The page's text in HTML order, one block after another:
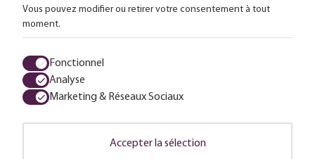
4,63 sur 611 avis
Termes et conditions
Vous pouvez modifier ou retirer votre consentement à tout
moment.
Fonctionnel
Analyse
Marketing & Réseaux Sociaux
Accepter la sélection